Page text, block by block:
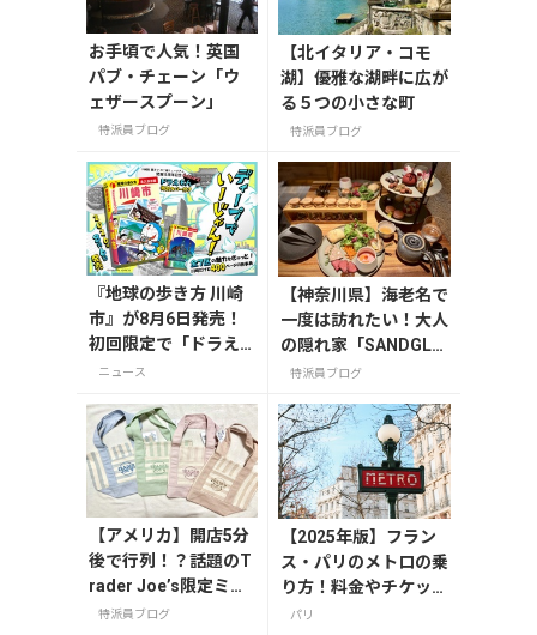
お手頃で人気！英国
パブ・チェーン「ウ
ェザースプーン」
特派員ブログ
【北イタリア・コモ
湖】優雅な湖畔に広が
る５つの小さな町
特派員ブログ
『地球の歩き方 川崎
市』が8月6日発売！
初回限定で「ドラえ
もん」描き下ろし特
ニュース
【神奈川県】海老名で
一度は訪れたい！大人
の隠れ家「SANDGLA
SS 熾火」で味わうア
特派員ブログ
【アメリカ】開店5分
後で行列！？話題のT
rader Joe’s限定ミニ
トート発売日レポ
特派員ブログ
【2025年版】フラン
ス・パリのメトロの乗
り方！料金やチケット
の種類、注意点を解説
パリ